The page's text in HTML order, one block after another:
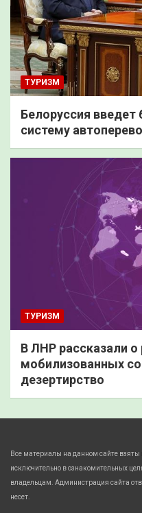
ТУРИЗМ
Белоруссия
систему
ТУРИЗМ
В ЛНР рассказали о
мобилизованных
дезертирство
Все материалы на данном сайте взяты
исключительно в ознакомительных
владельцам. Администрация сайта
несет.